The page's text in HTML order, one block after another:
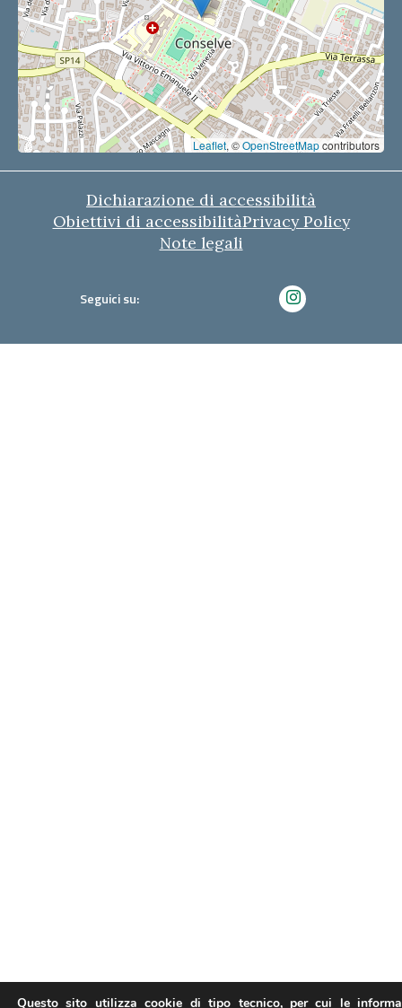
Leaflet, ©OpenStreetMapcontributors
Dichiarazione di accessibilità
Obiettivi di accessibilitàPrivacy Policy
Note legali
Seguici su:
Questo sito utilizza cookie di tipo tecnico, per cui le